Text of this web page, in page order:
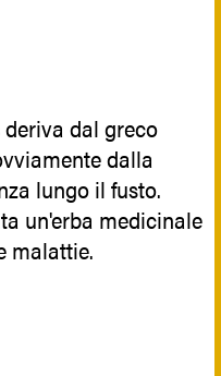
dal greco
dalla
lungo il fusto.
un'erba medicinale
malattie.